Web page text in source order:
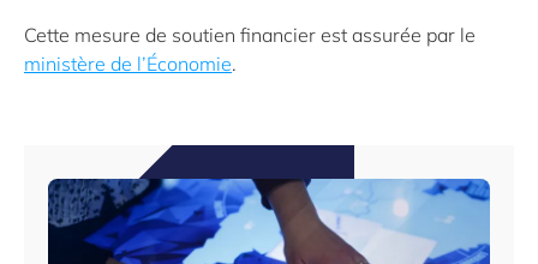
Cette mesure de soutien financier est assurée par le
ministère de l’Économie.